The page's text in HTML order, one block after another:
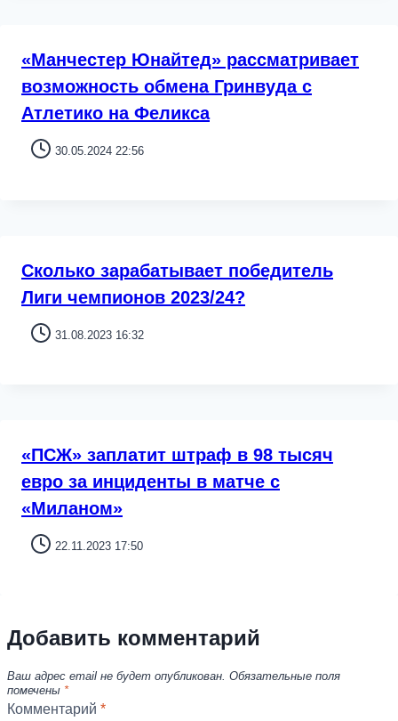
«Манчестер Юнайтед» рассматривает
возможность обмена Гринвуда с
Атлетико на Феликса
30.05.2024 22:56
Сколько зарабатывает победитель
Лиги чемпионов 2023/24?
31.08.2023 16:32
«ПСЖ» заплатит штраф в 98 тысяч
евро за инциденты в матче с
«Миланом»
22.11.2023 17:50
Добавить комментарий
Ваш адрес email не будет опубликован. Обязательные поля
помечены *
Комментарий *